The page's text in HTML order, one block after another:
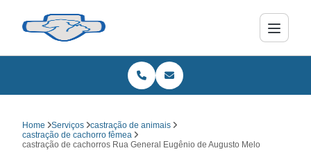
Home Serviços
castração de animais
castração de cachorro fêmea
castração de cachorros Rua General Eugênio de Augusto Melo